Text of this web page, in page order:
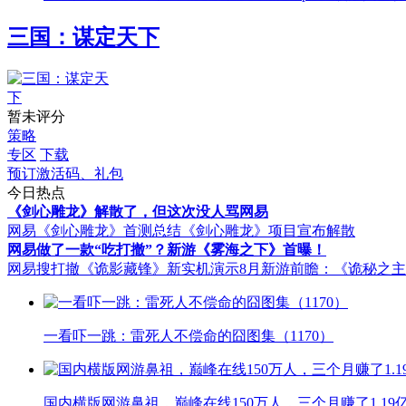
三国：谋定天下
暂未评分
策略
专区 下载
预订激活码、礼包
今日热点
《剑心雕龙》解散了，但这次没人骂网易
网易《剑心雕龙》首测总结 《剑心雕龙》项目宣布解散
网易做了一款“吃打撤”？新游《雾海之下》首曝！
网易搜打撤《诡影藏锋》新实机演示8月新游前瞻：《诡秘之
一看吓一跳：雷死人不偿命的囧图集（1170）
国内横版网游鼻祖，巅峰在线150万人，三个月赚了1.19